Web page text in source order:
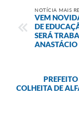
NOTÍCIA MAIS
VEM
DE
SERÁ
ANASTÁCIO
COLHEITA DE